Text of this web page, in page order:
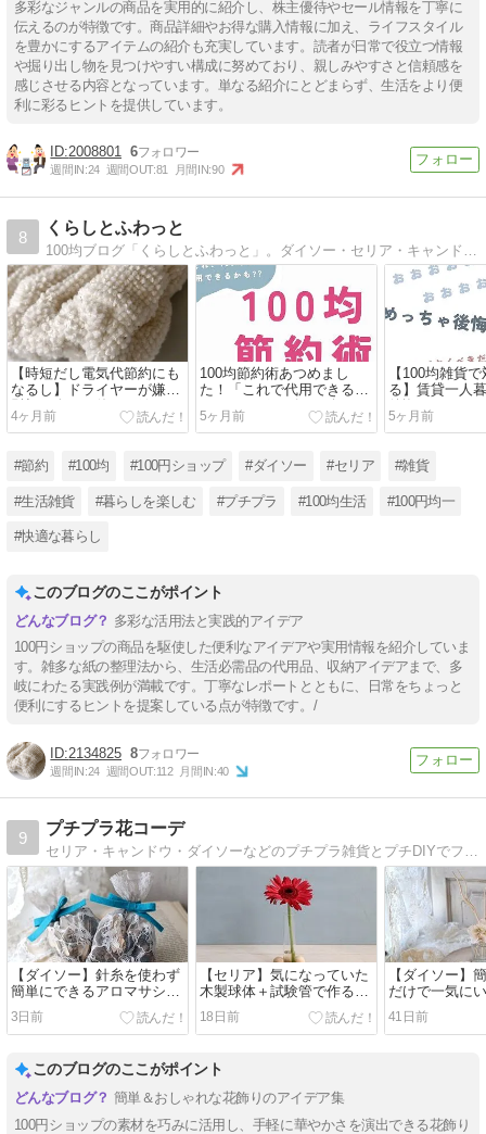
多彩なジャンルの商品を実用的に紹介し、株主優待やセール情報を丁寧に
伝えるのが特徴です。商品詳細やお得な購入情報に加え、ライフスタイル
を豊かにするアイテムの紹介も充実しています。読者が日常で役立つ情報
や掘り出し物を見つけやすい構成に努めており、親しみやすさと信頼感を
感じさせる内容となっています。単なる紹介にとどまらず、生活をより便
利に彩るヒントを提供しています。
2008801 6
週間IN:24 週間OUT:81 月間IN:90
8
くらしとふわっと
【時短だし電気代節約にも
なるし】ドライヤーが嫌で
髪切る人ほど使って欲しい
100均グッズ
4ヶ月前
100均節約術あつめまし
た！「これで代用できるか
も？」なグッズを紹介！
5ヶ月前
【100均雑貨
る】賃貸一人
後悔したこと
べきだったこと
5ヶ月前
#節約 #100均 #100円ショップ #ダイソー #セリア #雑貨
#生活雑貨 #暮らしを楽しむ #プチプラ #100均生活 #100円均一
#快適な暮らし
このブログのここがポイント
多彩な活用法と実践的アイデア
100円ショップの商品を駆使した便利なアイデアや実用情報を紹介していま
す。雑多な紙の整理法から、生活必需品の代用品、収納アイデアまで、多
岐にわたる実践例が満載です。丁寧なレポートとともに、日常をちょっと
便利にするヒントを提案している点が特徴です。/
2134825 8
週間IN:24 週間OUT:112 月間IN:40
9
プチプラ花コーデ
【ダイソー】針糸を使わず
簡単にできるアロマサシェ
作り♪
3日前
【セリア】気になっていた
木製球体＋試験管で作る一
輪挿し♪
18日前
【ダイソー】
だけで一気に
ードディフュ
41日前
このブログのここがポイント
簡単＆おしゃれな花飾りのアイデア集
100円ショップの素材を巧みに活用し、手軽に華やかさを演出できる花飾り